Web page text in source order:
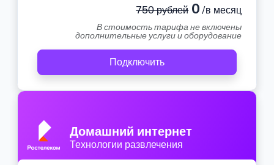
750 рублей0 /в месяц
В стоимость тарифа не включены
дополнительные услуги и оборудование
Подключить
Домашний интернет
Технологии развлечения